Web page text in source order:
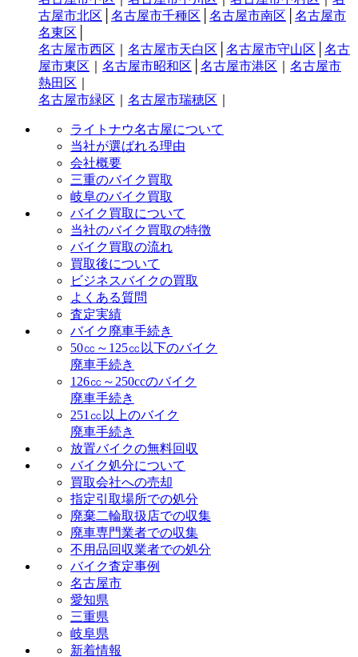
古屋市北区
名古屋市千種区 名古屋市南区
名古屋市
名東区
名古屋市西区
名古屋市天白区 名古屋市守山区
名古
屋市東区
名古屋市昭和区 名古屋市港区
名古屋市
熱田区
名古屋市緑区
名古屋市瑞穂区
ライトナウ名古屋について
当社が選ばれる理由
会社概要
三重のバイク買取
岐阜のバイク買取
バイク買取について
当社のバイク買取の特徴
バイク買取の流れ
買取後について
ビジネスバイクの買取
よくある質問
査定実績
バイク廃車手続き
50㏄～125㏄以下のバイク
廃車手続き
126㏄～250ccのバイク
廃車手続き
251㏄以上のバイク
廃車手続き
放置バイクの無料回収
バイク処分について
買取会社への売却
指定引取場所での処分
廃棄二輪取扱店での収集
廃車専門業者での収集
不用品回収業者での処分
バイク査定事例
名古屋市
愛知県
三重県
岐阜県
新着情報